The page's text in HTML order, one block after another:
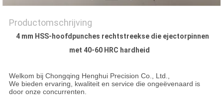
Productomschrijving
4 mm HSS-hoofdpunches rechtstreekse die ejectorpinnen
met 40-60 HRC hardheid
Welkom bij Chongqing Henghui Precision Co., Ltd.,
We bieden ervaring, kwaliteit en service die ongeëvenaard is
door onze concurrenten.